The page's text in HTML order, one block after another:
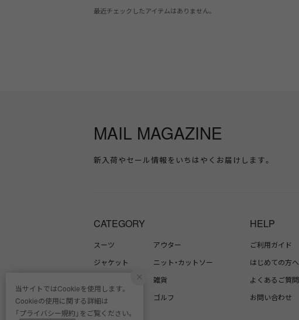
最近チェックしたアイテムはありません。
MAIL MAGAZINE
新入荷やセール情報をいちはやくお届けします。
CATEGORY
スーツ
ジャケット
パンツ
アウター
ニット・カットソー
雑貨
ゴルフ
HELP
ご利用ガイド
はじめての方へ
よくあるご質問
お問い合わせ
当サイトではCookieを使用します。
Cookieの使用に関する詳細は
「プライバシー規約 」をご覧ください。